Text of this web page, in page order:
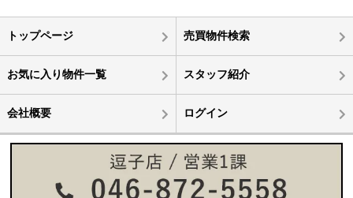
トップページ 売買物件検索
お気に入り物件一覧 スタッフ紹介
会社概要 ログイン